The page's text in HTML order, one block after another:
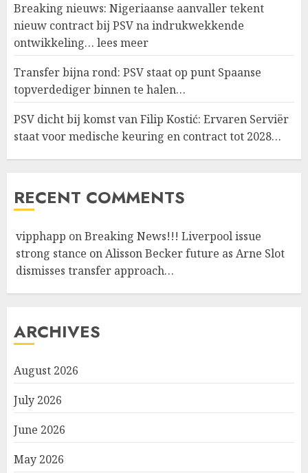
Breaking nieuws: Nigeriaanse aanvaller tekent
nieuw contract bij PSV na indrukwekkende
ontwikkeling… lees meer
Transfer bijna rond: PSV staat op punt Spaanse
topverdediger binnen te halen…
PSV dicht bij komst van Filip Kostić: Ervaren Serviër
staat voor medische keuring en contract tot 2028…
RECENT COMMENTS
vipphapp onBreaking News!!! Liverpool issue
strong stance on Alisson Becker future as Arne Slot
dismisses transfer approach…
ARCHIVES
August 2026
July 2026
June 2026
May 2026